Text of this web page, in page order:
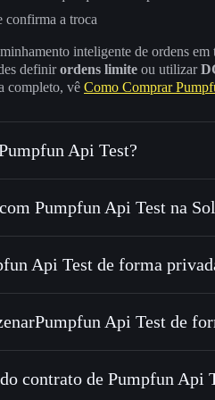
confirma a troca
inteligente de ordens
definirordens limite ou utilizar
completo, vê Como Comprar
Api Test?
está verificado
Pumpfun Api Test na
Carteira Solflare
— trocar PFAT por SOL,
de forma faseada ao longo do
— transferir PFAT sem associar
Solflare
Api Test de forma
Agregador de Privacidade
Api Test de
Pumpfun Api Test
contrato de Pumpfun Api